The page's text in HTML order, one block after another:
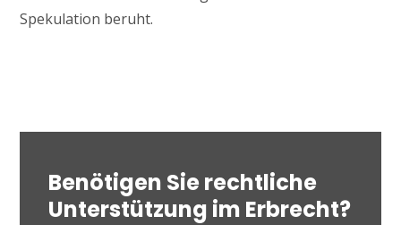
Spekulation beruht.
Benötigen Sie rechtliche
Unterstützung im Erbrecht?